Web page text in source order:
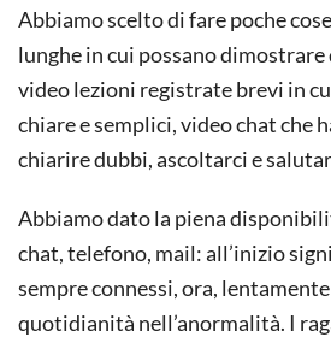
Abbiamo scelto di fare poche
lunghe in cui possano
video lezioni registrate brevi in
chiare e semplici, video chat che
chiarire dubbi, ascoltarci e
Abbiamo dato la piena
chat, telefono, mail: all’inizio
sempre connessi, ora,
quotidianità nell’anormalità. I